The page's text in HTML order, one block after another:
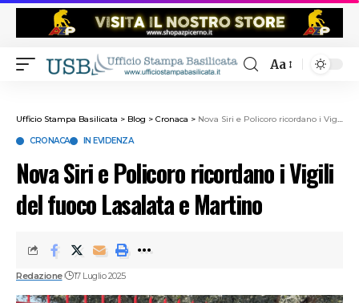
Aa
Ufficio Stampa Basilicata > Blog > Cronaca > Nova Siri e Policoro ricordano i Vigili del fuoco Lasalata e Martino
CRONACA IN EVIDENZA
Nova Siri e Policoro ricordano i Vigili
del fuoco Lasalata e Martino
Redazione 17 Luglio 2025